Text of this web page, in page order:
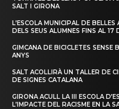
SALT I GIRONA
L’ESCOLA MUNICIPAL DE
DELS SEUS ALUMNES FINS AL 17
GIMCANA DE BICICLETES SENSE
ANYS
SALT ACOLLIRÀ UN TALLER DE
DE SIGNES CATALANA
GIRONA ACULL LA III ESCOLA
L’IMPACTE DEL RACISME EN LA